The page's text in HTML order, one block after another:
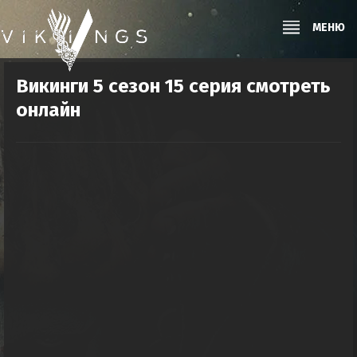
МЕНЮ
Викинги 5 сезон 15 серия смотреть
онлайн